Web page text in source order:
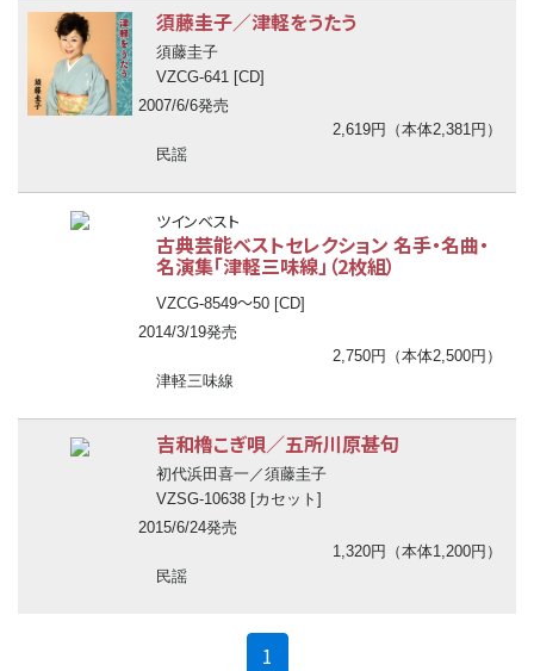
須藤圭子／津軽をうたう
須藤圭子
VZCG-641 [CD]
2007/6/6発売
2,619円（本体2,381円）
民謡
ツインベスト
古典芸能ベストセレクション 名手・名曲・
名演集「津軽三味線」（2枚組）
VZCG-8549〜50 [CD]
2014/3/19発売
2,750円（本体2,500円）
津軽三味線
吉和櫓こぎ唄／五所川原甚句
初代浜田喜一／須藤圭子
VZSG-10638 [カセット]
2015/6/24発売
1,320円（本体1,200円）
民謡
1